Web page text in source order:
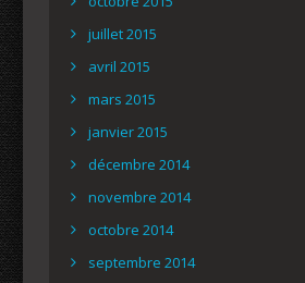
juillet 2015
avril 2015
mars 2015
janvier 2015
décembre 2014
novembre 2014
octobre 2014
septembre 2014